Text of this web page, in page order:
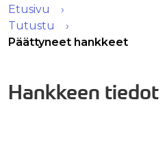
Etusivu
Tutustu
Päättyneet hankkeet
Hankkeen tiedot